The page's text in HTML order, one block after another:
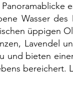
Panoramablicke
Wasser
üppigen
Lavendel
und bieten
bereichert.